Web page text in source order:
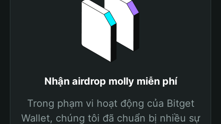
Nhận airdrop molly miễn phí
Trong phạm vi hoạt động của Bitget
Wallet, chúng tôi đã chuẩn bị nhiều sự